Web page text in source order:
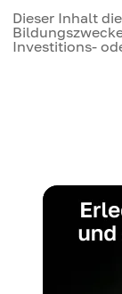
Dieser Inhalt
Investitions-